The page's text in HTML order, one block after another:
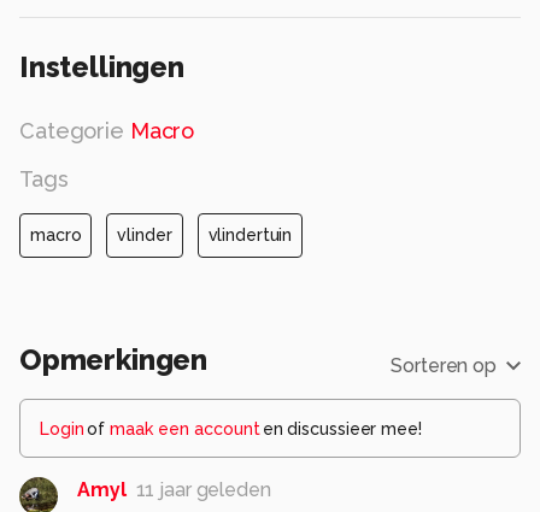
Instellingen
Categorie Macro
Tags
macro vlinder vlindertuin
Opmerkingen Sorteren op
Loginof maak een account en discussieer mee!
Amyl 11 jaar geleden